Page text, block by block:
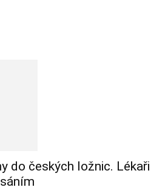
do českých ložnic. Lékaři